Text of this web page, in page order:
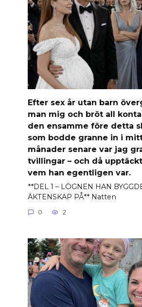
Efter sex år utan barn
man mig och bröt all
den ensamme före detta
som bodde granne in i
månader senare var jag
tvillingar – och då
vem han egentligen var.
**DEL 1 – LÖGNEN HAN
ÄKTENSKAP PÅ** Natten
0 2